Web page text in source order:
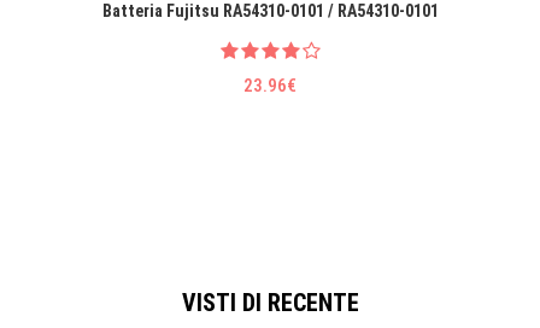
Batteria Fujitsu RA54310-0101 / RA54310-0101
23.96€
VISTI DI RECENTE